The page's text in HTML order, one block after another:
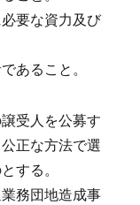
要な資力及び
あること。
受人を公募す
正な方法で選
する。
務団地造成事